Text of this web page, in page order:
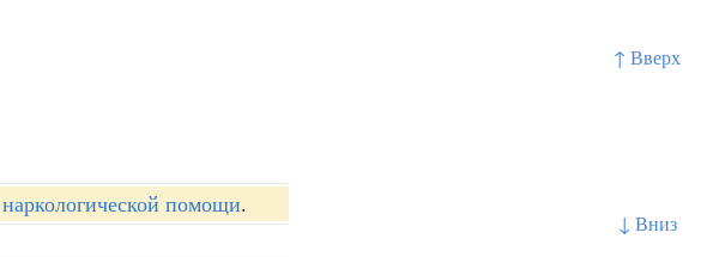
↑ Вверх
↓ Вниз
помощи.